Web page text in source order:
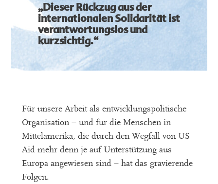
„Dieser Rückzug aus der
internationalen Solidarität ist
verantwortungslos und
kurzsichtig.“
Für unsere Arbeit als entwicklungspolitische
Organisation – und für die Menschen in
Mittelamerika, die durch den Wegfall von US
Aid mehr denn je auf Unterstützung aus
Europa angewiesen sind – hat das gravierende
Folgen.